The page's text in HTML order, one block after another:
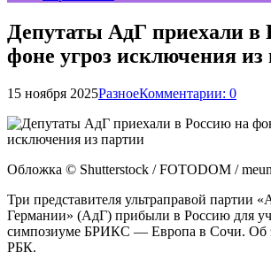
Депутаты АдГ приехали в
фоне угроз исключения из
15 ноября 2025РазноеКомментарии: 0
Обложка © Shutterstock / FOTODOM /
Три представителя ультраправой партии
Германии» (АдГ) прибыли в Россию для
симпозиуме БРИКС — Европа в Сочи. Об
РБК.